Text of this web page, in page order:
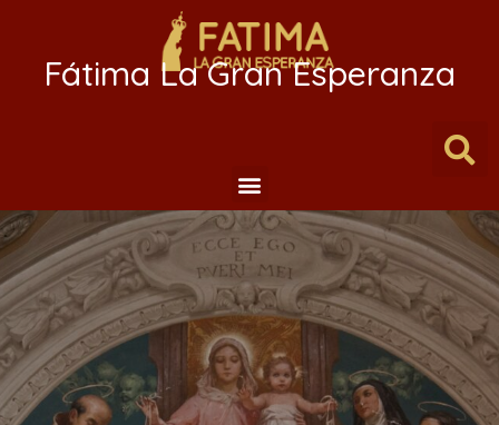
Fátima La Gran Esperanza